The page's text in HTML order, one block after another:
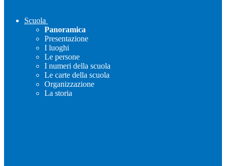
Scuola
Panoramica
Presentazione
I luoghi
Le persone
I numeri della scuola
Le carte della scuola
Organizzazione
La storia